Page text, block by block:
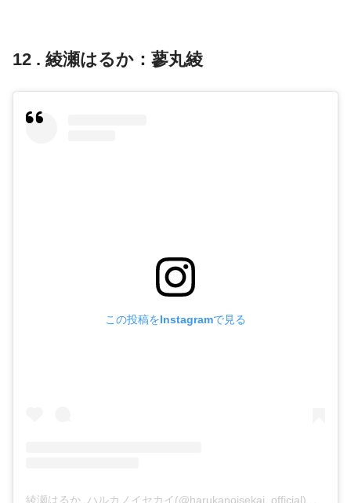
12 . 綾瀬はるか：蓼丸綾
この投稿をInstagramで見る